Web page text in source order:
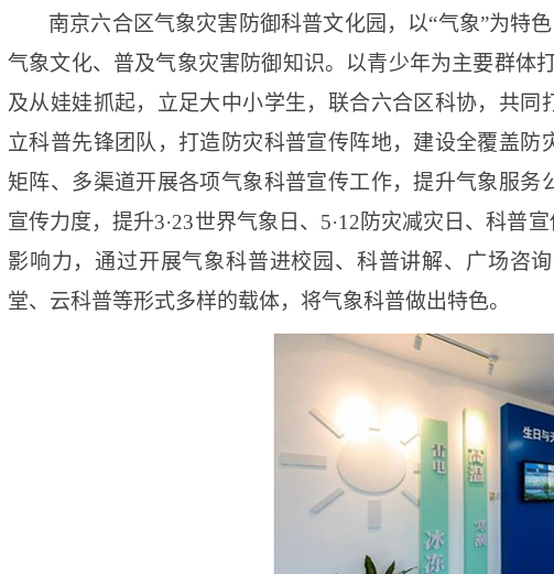
南京六合区气象灾害防御科普文化园，以“气象”为特
气象文化、普及气象灾害防御知识。以青少年为主要群体
及从娃娃抓起，立足大中小学生，联合六合区科协，共
立科普先锋团队，打造防灾科普宣传阵地，建设全覆盖
矩阵、多渠道开展各项气象科普宣传工作，提升气象服
宣传力度，提升3·23世界气象日、5·12防灾减灾日、科普
影响力，通过开展气象科普进校园、科普讲解、广场咨
堂、云科普等形式多样的载体，将气象科普做出特色。